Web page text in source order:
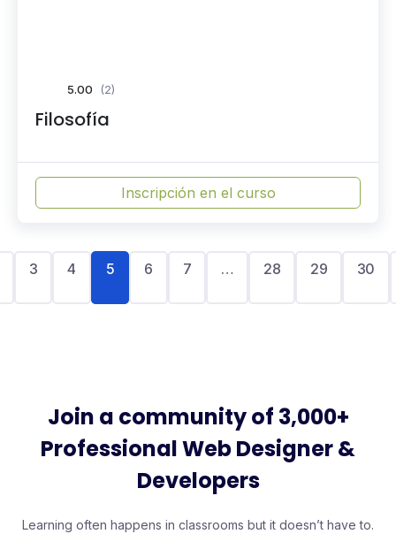
5.00 (2)
Filosofía
Inscripción en el curso
3 4 5 6 7 … 28 29 30
Join a community of 3,000+
Professional Web Designer &
Developers
Learning often happens in classrooms but it doesn’t have to.